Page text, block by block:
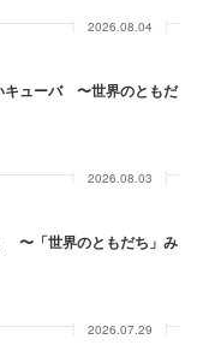
2026.08.04
キューバ 〜世界のともだ
2026.08.03
〜「世界のともだち」み
2026.07.29